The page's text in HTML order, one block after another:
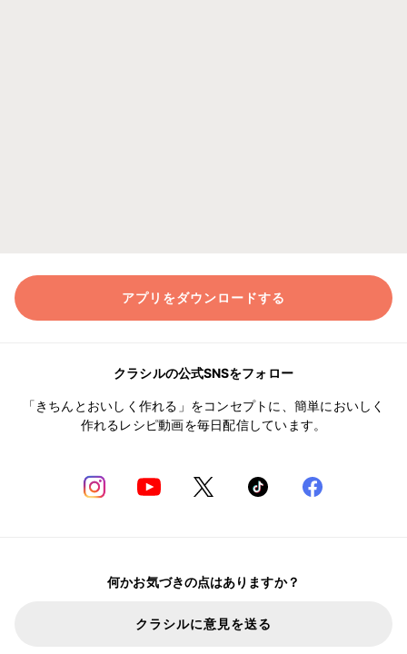
アプリをダウンロードする
クラシルの公式SNSをフォロー
「きちんとおいしく作れる」をコンセプトに、簡単においしく
作れるレシピ動画を毎日配信しています。
何かお気づきの点はありますか？
クラシルに意見を送る